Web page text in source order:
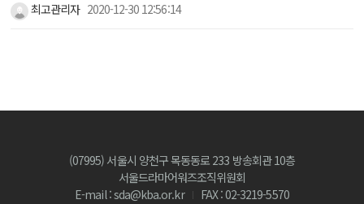
최고관리자 2020-12-30 12:56:14
(07995) 서울시 양천구 목동동로 233 방송회관 10층
서울드라마어워즈조직위원회
E-mail : sda@kba.or.kr
FAX : 02-3219-5570